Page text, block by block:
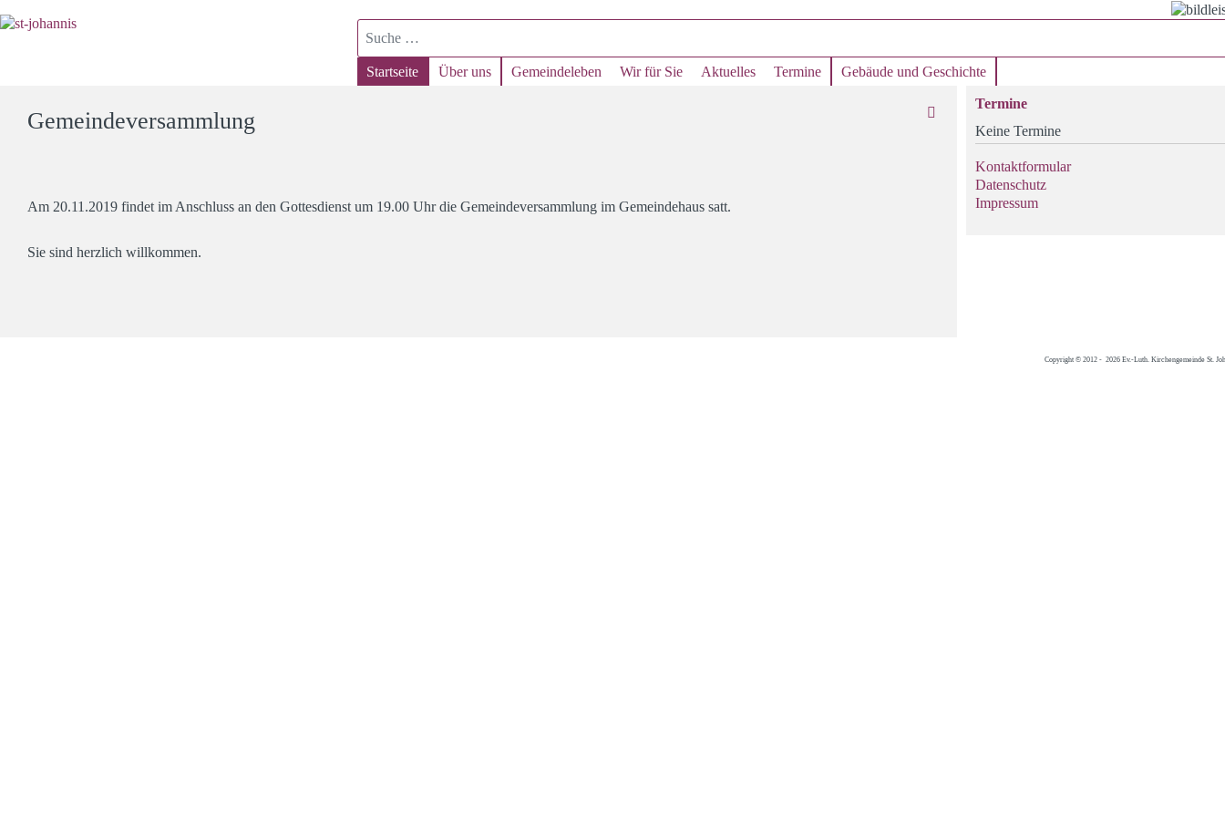
Suchen
Startseite Über uns Gemeindeleben Wir für Sie Aktuelles Termine Gebäude und Geschichte
Gemeindeversammlung
Am 20.11.2019 findet im Anschluss an den Gottesdienst um 19.00 Uhr die Gemeindeversammlung im Gemeindehaus satt.
Sie sind herzlich willkommen.
Termine
Keine Termine
Kontaktformular
Datenschutz
Impressum
Copyright © 2012 - 2026 Ev.-Luth. Kirchengemeinde St.